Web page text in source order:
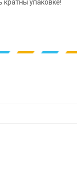
упаковке!